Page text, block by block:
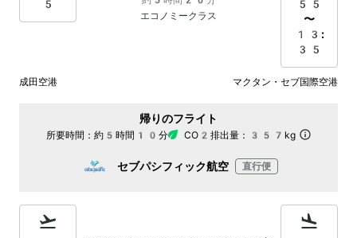
5
エコノミークラス
55
〜
13:
35
成田空港 マクタン・セブ国際空港
帰りのフライト
所要時間： 約5時間10分 CO2排出量： 357kg
セブパシフィック航空 直行便